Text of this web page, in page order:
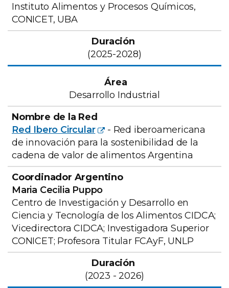
Instituto Alimentos y Procesos Químicos,
CONICET, UBA
(2025-2028)
Desarrollo Industrial
Red Ibero Circular
- Red iberoamericana
de innovación para la sostenibilidad de la
cadena de valor de alimentos Argentina
Maria Cecilia Puppo
Centro de Investigación y Desarrollo en
Ciencia y Tecnología de los Alimentos CIDCA;
Vicedirectora CIDCA; Investigadora Superior
CONICET; Profesora Titular FCAyF, UNLP
(2023 - 2026)